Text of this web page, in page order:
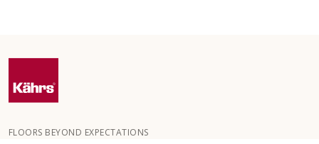
FLOORS BEYOND EXPECTATIONS